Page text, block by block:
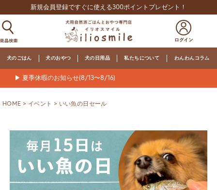
新規会員登録ですぐに使える300ポイントプレゼント！
犬のごはん 犬のおやつ 犬の日用品 私たちについて わんわんコラム
▶ 夏季休暇のお知らせ(8/13〜8/16)
HOME イベント いい魚の日セール